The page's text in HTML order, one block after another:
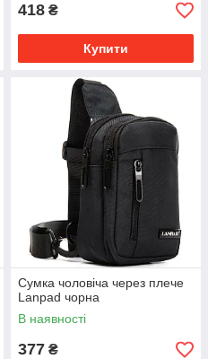
418 ₴
Купити
Сумка чоловіча через плече
Lanpad чорна
В наявності
377 ₴